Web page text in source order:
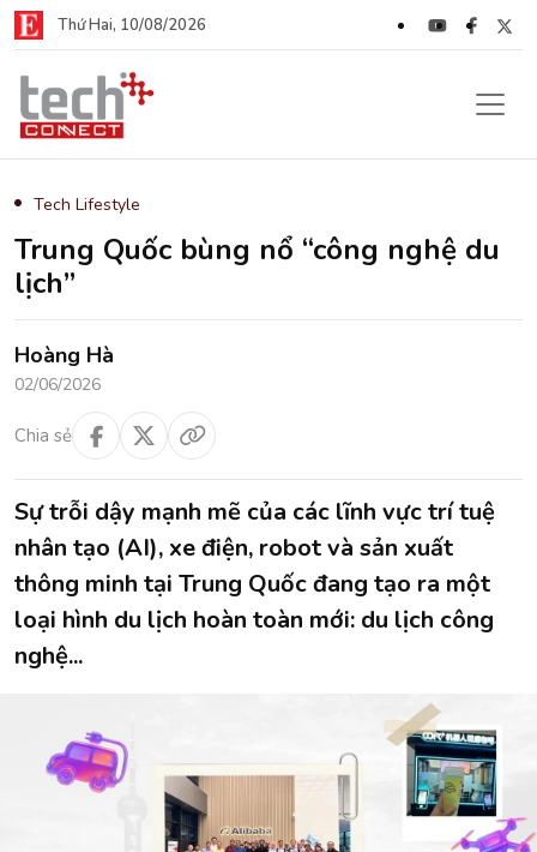
Thứ Hai, 10/08/2026
Tech Lifestyle
Trung Quốc bùng nổ “công nghệ du
lịch”
Hoàng Hà
02/06/2026
Chia sẻ
Sự trỗi dậy mạnh mẽ của các lĩnh vực trí tuệ
nhân tạo (AI), xe điện, robot và sản xuất
thông minh tại Trung Quốc đang tạo ra một
loại hình du lịch hoàn toàn mới: du lịch công
nghệ...